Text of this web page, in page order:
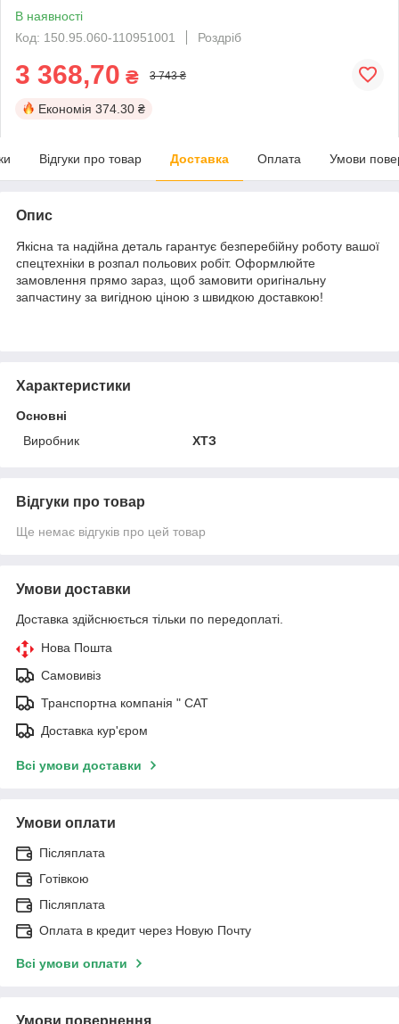
В наявності
Код: 150.95.060-110951001
Роздріб
3 368,70 ₴ 3 743 ₴
Економія 374.30 ₴
Відгуки про товар Доставка Оплата Умови
Опис
Якісна та надійна деталь гарантує безперебійну роботу вашої
спецтехніки в розпал польових робіт. Оформлюйте
замовлення прямо зараз, щоб замовити оригінальну
запчастину за вигідною ціною з швидкою доставкою!
Характеристики
Основні
Виробник
ХТЗ
Відгуки про товар
Ще немає відгуків про цей товар
Умови доставки
Доставка здійснюється тільки по передоплаті.
Нова Пошта
Самовивіз
Транспортна компанія " САТ
Доставка кур'єром
Всі умови доставки
Умови оплати
Післяплата
Готівкою
Післяплата
Оплата в кредит через Новую Почту
Всі умови оплати
Умови повернення